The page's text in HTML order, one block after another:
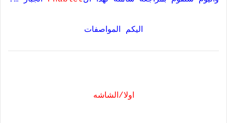
اليكم المواصفات
اولا/الشاشه